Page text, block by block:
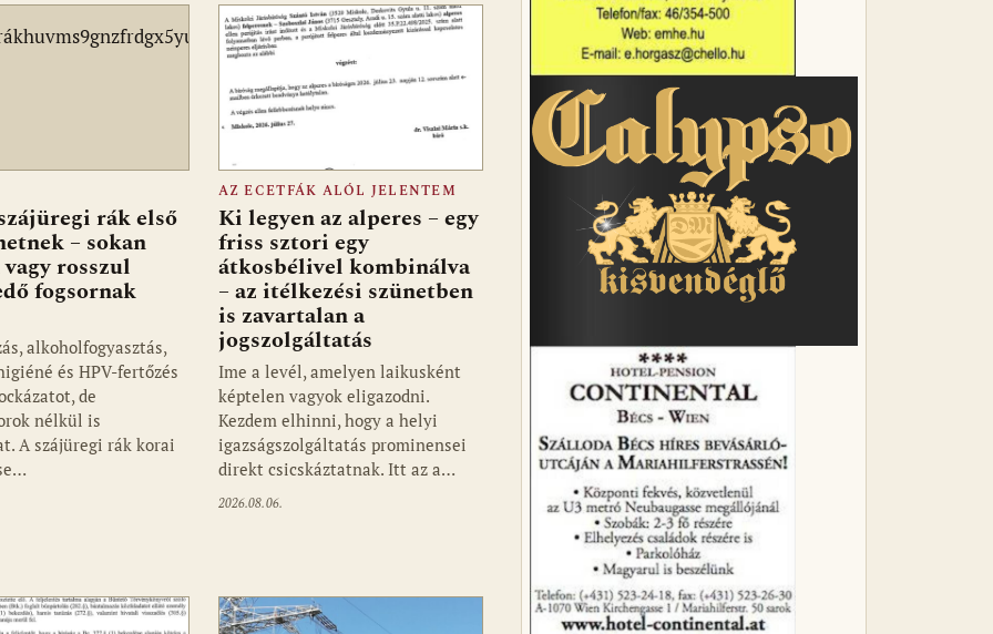
rák első
– sokan
rosszul
fogsornak
alkoholfogyasztás,
és HPV-fertőzés
de
nélkül is
A szájüregi rák korai
AZ ECETFÁK ALÓL JELENTEM
Ki legyen az alperes – egy
friss sztori egy
átkosbélivel kombinálva
– az itélkezési szünetben
is zavartalan a
jogszolgáltatás
Ime a levél, amelyen laikusként
képtelen vagyok eligazodni.
Kezdem elhinni, hogy a helyi
igazságszolgáltatás prominensei
direkt csicskáztatnak. Itt az a…
2026.08.06.